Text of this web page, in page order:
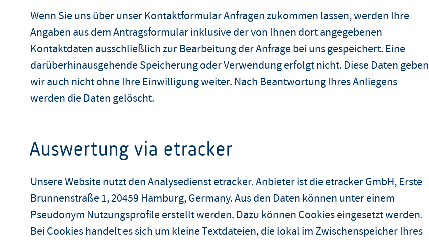
Wenn Sie uns über unser Kontaktformular Anfragen zukommen lassen, werden Ihre
Angaben aus dem Antragsformular inklusive der von Ihnen dort angegebenen
Kontaktdaten ausschließlich zur Bearbeitung der Anfrage bei uns gespeichert. Eine
darüberhinausgehende Speicherung oder Verwendung erfolgt nicht. Diese Daten geben
wir auch nicht ohne Ihre Einwilligung weiter. Nach Beantwortung Ihres Anliegens
werden die Daten gelöscht.
Auswertung via etracker
Unsere Website nutzt den Analysedienst etracker. Anbieter ist die etracker GmbH, Erste
Brunnenstraße 1, 20459 Hamburg, Germany. Aus den Daten können unter einem
Pseudonym Nutzungsprofile erstellt werden. Dazu können Cookies eingesetzt werden.
Bei Cookies handelt es sich um kleine Textdateien, die lokal im Zwischenspeicher Ihres